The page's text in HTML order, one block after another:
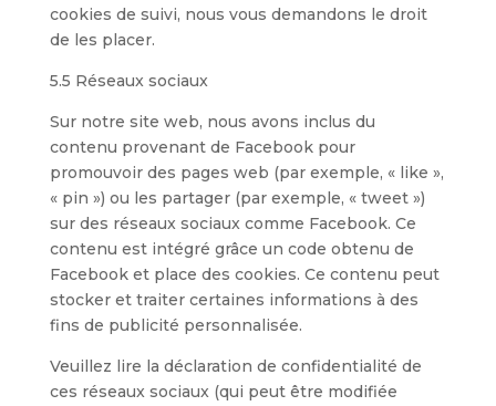
cookies de suivi, nous vous demandons le droit
de les placer.
5.5 Réseaux sociaux
Sur notre site web, nous avons inclus du
contenu provenant de Facebook pour
promouvoir des pages web (par exemple, « like »,
« pin ») ou les partager (par exemple, « tweet »)
sur des réseaux sociaux comme Facebook. Ce
contenu est intégré grâce un code obtenu de
Facebook et place des cookies. Ce contenu peut
stocker et traiter certaines informations à des
fins de publicité personnalisée.
Veuillez lire la déclaration de confidentialité de
ces réseaux sociaux (qui peut être modifiée